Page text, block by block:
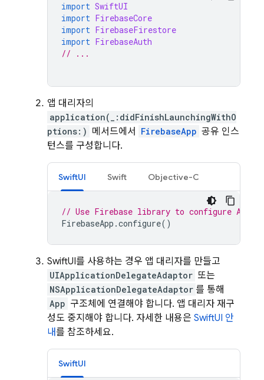
import SwiftUI
import FirebaseCore
import FirebaseFirestore
import FirebaseAuth
// ...
앱 대리자의
application(_:didFinishLaunchingWithO
ptions:) 메서드에서 FirebaseApp 공유 인스
턴스를 구성합니다.
SwiftUI Swift Objective-C
// Use Firebase library to configure APIs
FirebaseApp .configure()
SwiftUI를 사용하는 경우 앱 대리자를 만들고
UIApplicationDelegateAdaptor 또는
NSApplicationDelegateAdaptor 를 통해
App 구조체에 연결해야 합니다. 앱 대리자 재구
성도 중지해야 합니다. 자세한 내용은 SwiftUI 안
내를 참조하세요.
SwiftUI